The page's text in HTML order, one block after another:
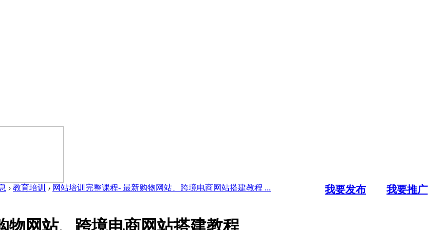
我要发布 我要推广
› 教育培训 › 网站培训完整课程- 最新购物网站、跨境电商网站搭建教程 ...
物网站、跨境电商网站搭建教程